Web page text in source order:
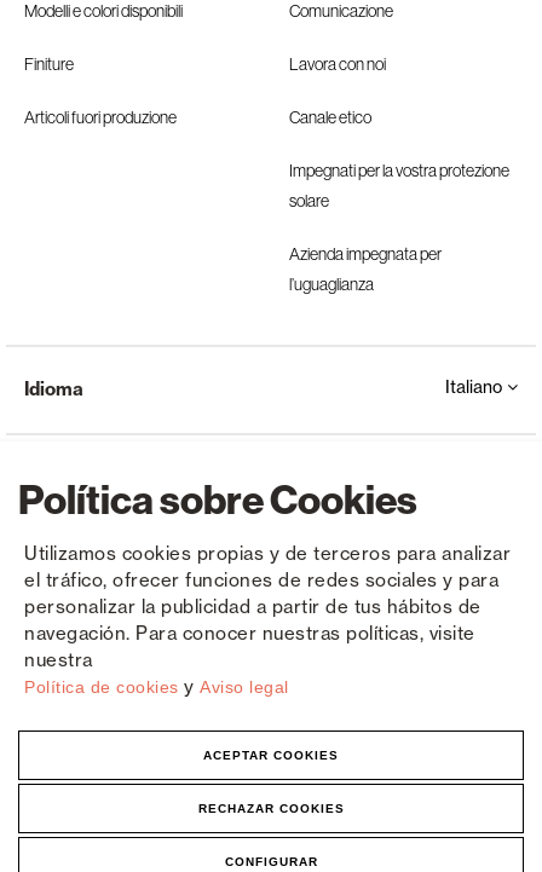
Política sobre Cookies
Utilizamos cookies propias y de terceros para analizar
el tráfico, ofrecer funciones de redes sociales y para
personalizar la publicidad a partir de tus hábitos de
navegación. Para conocer nuestras políticas, visite
nuestra
Política de cookies y Aviso legal
ACEPTAR COOKIES
RECHAZAR COOKIES
CONFIGURAR
Modelli e colori disponibili
Finiture
Articoli fuori produzione
Comunicazione
Lavora con noi
Canale etico
Impegnati per la vostra protezione
solare
Azienda impegnata per
l’uguaglianza
Copyright © Saxun 2023 - 2026 politica sulla riservatezza Avviso legale Cookies
Idioma Italiano